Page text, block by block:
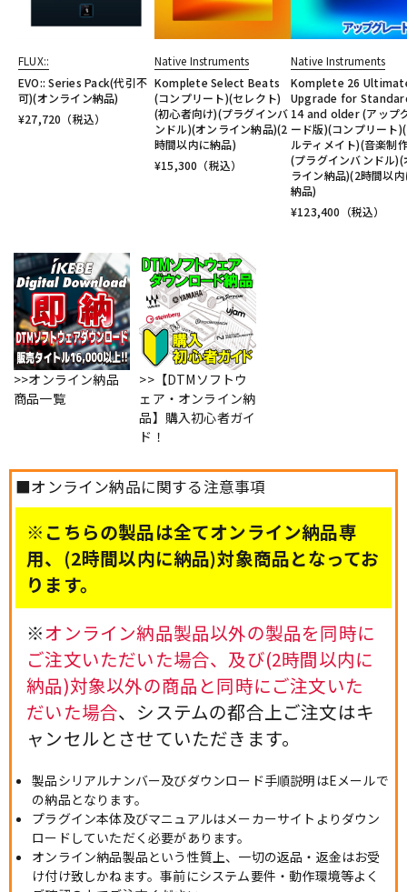
FLUX::
EVO:: Series Pack(代引不
可)(オンライン納品)
¥27,720 （税込）
Native Instruments
Komplete Select Beats
(コンプリート)(セレクト)
(初心者向け)(プラグインバ
ンドル)(オンライン納品)(2
時間以内に納品)
¥15,300 （税込）
Native Instruments
Komplete 26
Upgrade for
14 and older (アップ
ード版)(コンプリート
ルティメイト)(音楽制
(プラグインバンドル)(
ライン納品)(2時間以
納品)
¥123,400 （税込）
>>オンライン納品
商品一覧
>>【DTMソフトウ
ェア・オンライン納
品】購入初心者ガイ
ド！
■オンライン納品に関する注意事項
※こちらの製品は全てオンライン納品専
用、(2時間以内に納品)対象商品となってお
ります。
※オンライン納品製品以外の製品を同時に
ご注文いただいた場合、及び(2時間以内に
納品)対象以外の商品と同時にご注文いた
だいた場合、システムの都合上ご注文はキ
ャンセルとさせていただきます。
製品シリアルナンバー及びダウンロード手順説明はEメールで
の納品となります。
プラグイン本体及びマニュアルはメーカーサイトよりダウン
ロードしていただく必要があります。
オンライン納品製品という性質上、一切の返品・返金はお受
け付け致しかねます。事前にシステム要件・動作環境等よく